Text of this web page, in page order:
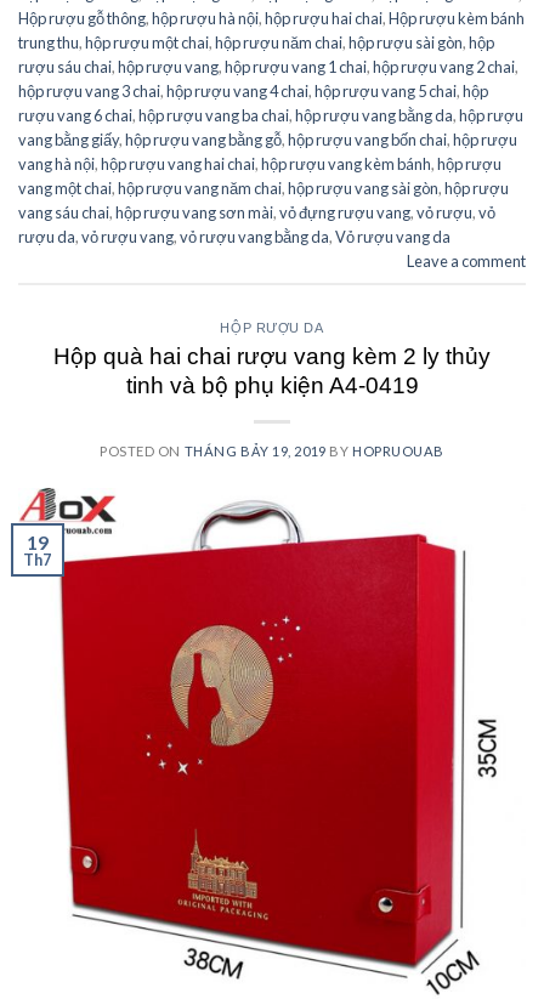
Hộp rượu gỗ thông,hộp rượu hà nội,hộp rượu hai chai,Hộp rượu kèm bánh
trung thu,hộp rượu một chai,hộp rượu năm chai,hộp rượu sài gòn,hộp
rượu sáu chai,hộp rượu vang,hộp rượu vang 1 chai,hộp rượu vang 2 chai,
hộp rượu vang 3 chai,hộp rượu vang 4 chai,hộp rượu vang 5 chai,hộp
rượu vang 6 chai,hộp rượu vang ba chai,hộp rượu vang bằng da,hộp rượu
vang bằng giấy,hộp rượu vang bằng gỗ,hộp rượu vang bốn chai,hộp rượu
vang hà nội,hộp rượu vang hai chai,hộp rượu vang kèm bánh,hộp rượu
vang một chai,hộp rượu vang năm chai,hộp rượu vang sài gòn,hộp rượu
vang sáu chai,hộp rượu vang sơn mài,vỏ đựng rượu vang,vỏ rượu,vỏ
rượu da,vỏ rượu vang,vỏ rượu vang bằng da,Vỏ rượu vang da
Leave a comment
HỘP RƯỢU DA
Hộp quà hai chai rượu vang kèm 2 ly thủy
tinh và bộ phụ kiện A4-0419
POSTED ON THÁNG BẢY 19, 2019 BY HOPRUOUAB
19
Th7